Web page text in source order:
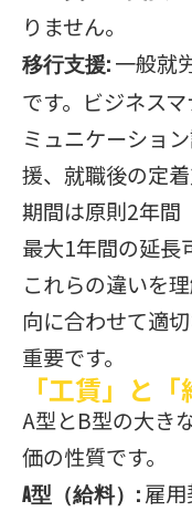
りません。
移行支援: 一般就
です。ビジネス
ミュニケーショ
援、就職後の定
期間は原則2年間
最大1年間の延長
これらの違いを
向に合わせて適
重要です。
「工賃」と
A型とB型の大き
価の性質です。
A型（給料）: 雇